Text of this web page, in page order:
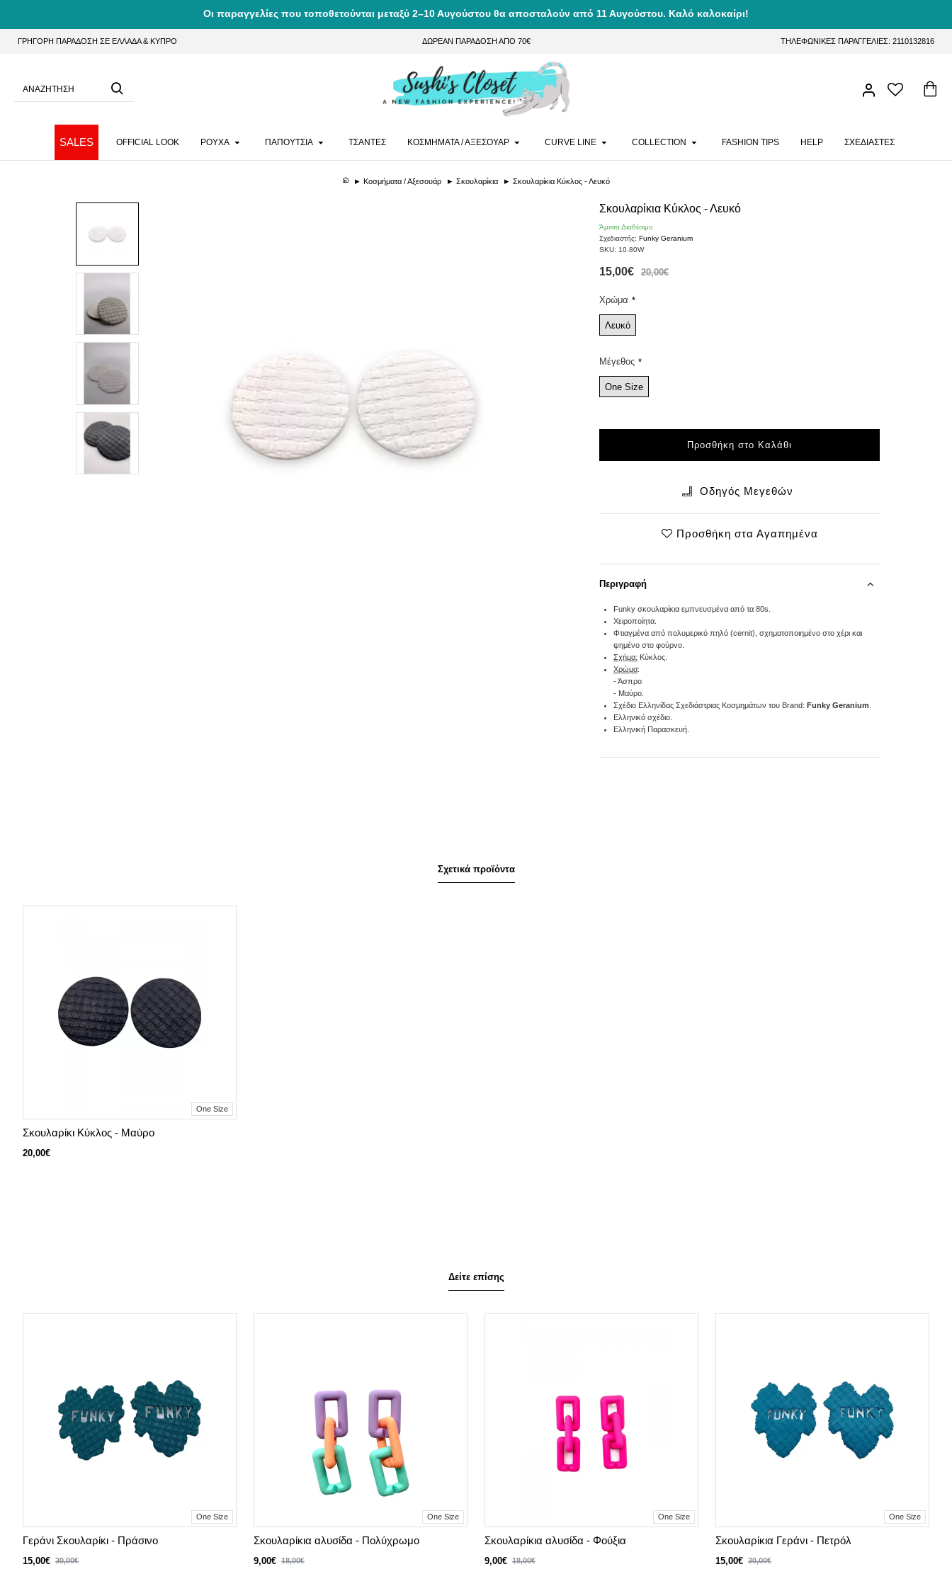
Οι παραγγελίες που τοποθετούνται μεταξύ 2–10 Αυγούστου θα αποσταλούν από 11 Αυγούστου. Καλό καλοκαίρι!
ΓΡΗΓΟΡΗ ΠΑΡΑΔΟΣΗ ΣΕ ΕΛΛΑΔΑ & ΚΥΠΡΟ ΔΩΡΕΑΝ ΠΑΡΑΔΟΣΗ ΑΠΟ 70€ ΤΗΛΕΦΩΝΙΚΕΣ ΠΑΡΑΓΓΕΛΙΕΣ: 2110132816
SALES OFFICIAL LOOK ΡΟΥΧΑ ΠΑΠΟΥΤΣΙΑ ΤΣΑΝΤΕΣ ΚΟΣΜΗΜΑΤΑ / ΑΞΕΣΟΥΑΡ CURVE LINE COLLECTION FASHION TIPS HELP ΣΧΕΔΙΑΣΤΕΣ
Κοσμήματα / Αξεσουάρ Σκουλαρίκια Σκουλαρίκια Κύκλος - Λευκό
Σκουλαρίκια Κύκλος - Λευκό
Άμεσα Διαθέσιμο
Σχεδιαστής: Funky Geranium
SKU: 10.80W
15,00€ 20,00€
Χρώμα
Λευκό
Μέγεθος
One Size
Προσθήκη στο Καλάθι
Οδηγός Μεγεθών
Προσθήκη στα Αγαπημένα
Περιγραφή
Funky σκουλαρίκια εμπνευσμένα από τα 80s.
Χειροποίητα.
Φτιαγμένα από πολυμερικό πηλό (cernit), σχηματοποιημένο στο χέρι και
ψημένο στο φούρνο.
Σχήμα: Κύκλος.
Χρώμα:
- Άσπρο
- Μαύρο.
Σχέδιο Ελληνίδας Σχεδιάστριας Κοσμημάτων του Brand: Funky Geranium
Ελληνικό σχέδιο.
Ελληνική Παρασκευή.
Σχετικά προϊόντα
One Size
Σκουλαρίκι Kύκλος - Μαύρο
20,00€
Δείτε επίσης
One Size
Γεράνι Σκουλαρίκι - Πράσινο
15,00€ 30,00€
One Size
Σκουλαρίκια αλυσίδα - Πολύχρωμο
9,00€ 18,00€
One Size
Σκουλαρίκια αλυσίδα - Φούξια
9,00€ 18,00€
One Size
Σκουλαρίκια Γεράνι - Πετρόλ
15,00€ 30,00€